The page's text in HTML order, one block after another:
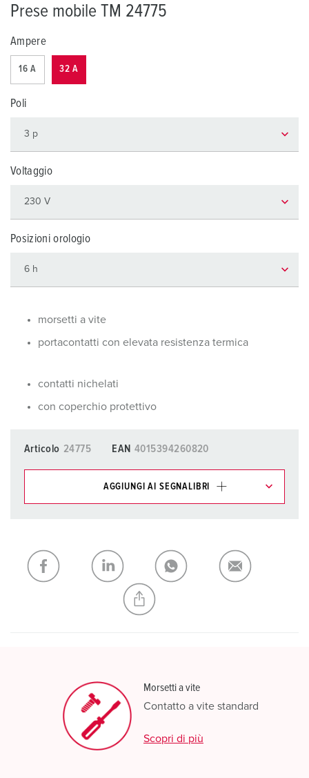
Prese mobile TM 24775
Ampere
16 A 32 A
Poli
Voltaggio
Posizioni orologio
morsetti a vite
portacontatti con elevata resistenza termica
contatti nichelati
con coperchio protettivo
Articolo 24775 EAN 4015394260820
AGGIUNGI AI SEGNALIBRI
CREA NUOVA LISTA
Morsetti a vite
Contatto a vite standard
Scopri di più